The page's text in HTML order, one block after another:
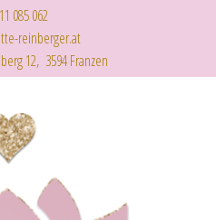
085 062
reinberger.at
12, 3594 Franzen